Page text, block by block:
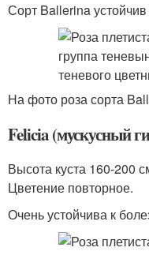
Сорт Ballerina
На фото роза сорта
Felicia (мускусный
Высота куста 160-200
Цветение повторное.
Очень устойчива к